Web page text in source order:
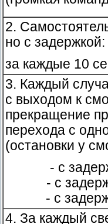
2.
но с задержкой:
за каждые 10
3. Каждый
с выходом к
прекращение
перехода с
(остановки у
- с
- с
- с
4. За каждый